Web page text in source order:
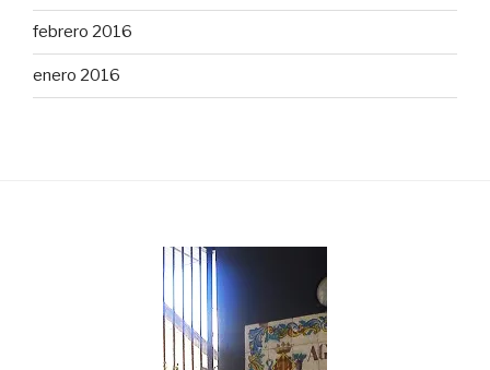
febrero 2016
enero 2016